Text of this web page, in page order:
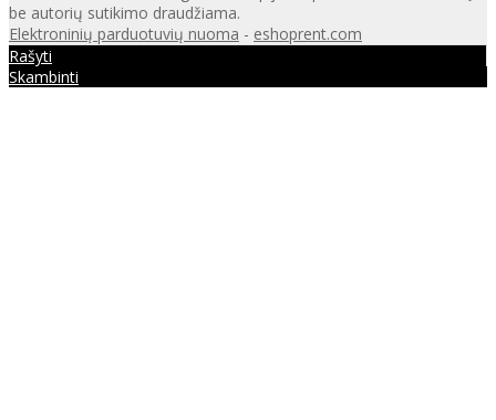
be autorių sutikimo draudžiama.
Elektroninių parduotuvių nuoma - eshoprent.com
Rašyti
Skambinti